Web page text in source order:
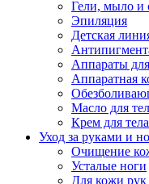
Гели, мыло и
Эпиляция
Детская
Аппараты
Аппаратная
Масло для
Крем для тела
Уход за руками и
Очищение
Усталые ноги
Для кожи рук